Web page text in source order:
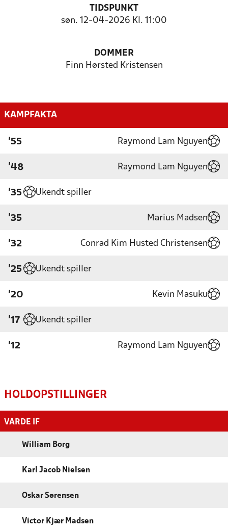
TIDSPUNKT
søn. 12-04-2026 Kl. 11:00
DOMMER
Finn Hørsted Kristensen
KAMPFAKTA
'55 Raymond Lam Nguyen
'48 Raymond Lam Nguyen
'35 Ukendt spiller
'35 Marius Madsen
'32 Conrad Kim Husted Christensen
'25 Ukendt spiller
'20 Kevin Masuku
'17 Ukendt spiller
'12 Raymond Lam Nguyen
HOLDOPSTILLINGER
VARDE IF
William Borg
Karl Jacob Nielsen
Oskar Sørensen
Victor Kjær Madsen